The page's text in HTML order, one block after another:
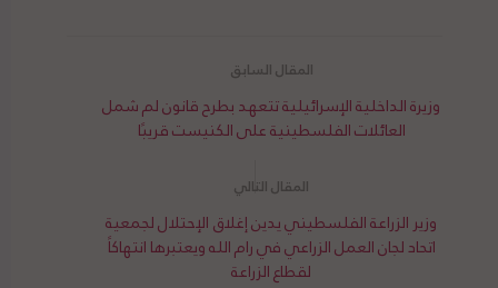
وزيرة الداخلية الإسرائيلية تتعهد بطرح قانون لم شمل
العائلات الفلسطينية على الكنيست قريبًا
وزير الزراعة الفلسطيني يدين إغلاق الإحتلال لجمعية
اتحاد لجان العمل الزراعي في رام الله ويعتبرها انتهاكاً
لقطاع الزراعة